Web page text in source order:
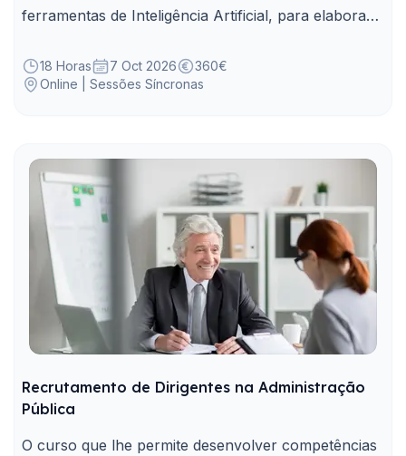
ferramentas de Inteligência Artificial, para elaborar
atividades.
18 Horas 7 Oct 2026
360€
Online | Sessões Síncronas
Recrutamento de Dirigentes na Administração
Pública
O curso que lhe permite desenvolver competências